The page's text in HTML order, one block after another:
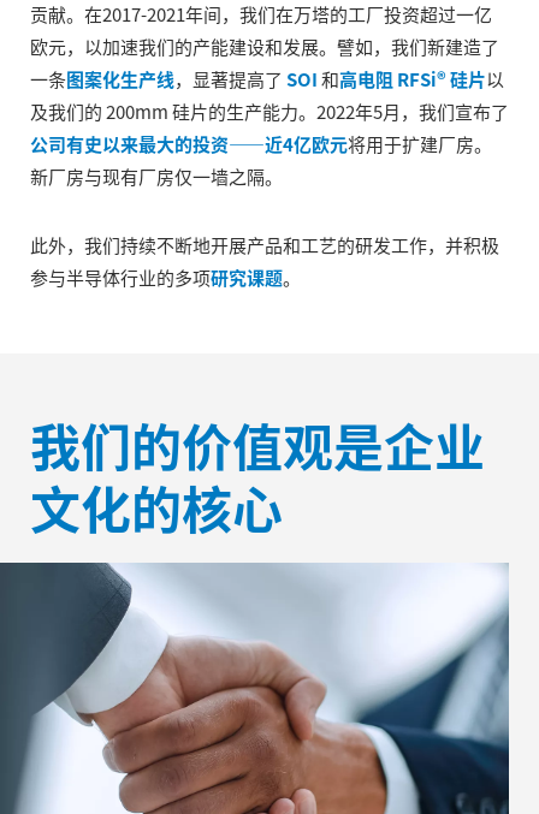
贡献。在2017-2021年间，我们在万塔的工厂投资超过一亿
欧元，以加速我们的产能建设和发展。譬如，我们新建造了
一条图案化生产线，显著提高了 SOI和高电阻 RFSi® 硅片以
及我们的 200mm 硅片的生产能力。2022年5月，我们宣布了
公司有史以来最大的投资——近4亿欧元将用于扩建厂房。
新厂房与现有厂房仅一墙之隔。
此外，我们持续不断地开展产品和工艺的研发工作，并积极
参与半导体行业的多项研究课题。
我们的价值观是企业
文化的核心